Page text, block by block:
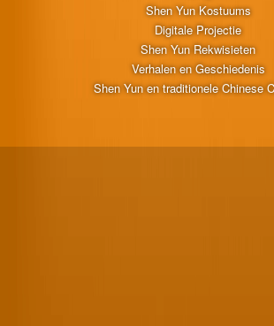
Shen Yun Kostuums
Digitale Projectie
Shen Yun Rekwisieten
Verhalen en Geschiedenis
Shen Yun en traditionele Chinese